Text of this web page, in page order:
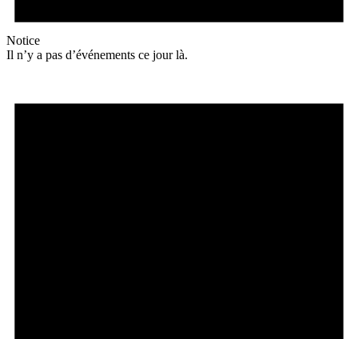
Notice
Il n’y a pas d’événements ce jour là.